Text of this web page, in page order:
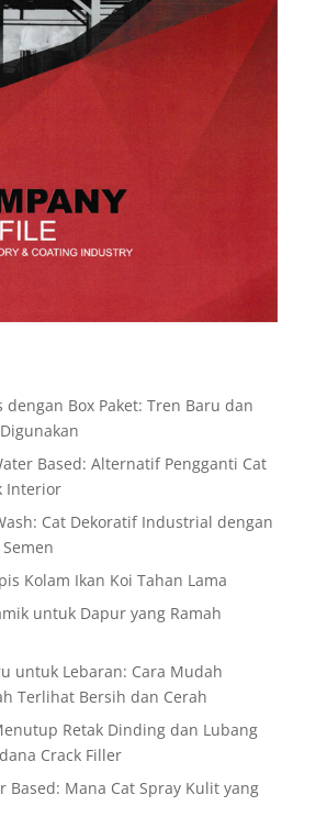
dengan Box Paket: Tren Baru dan
Based: Alternatif Pengganti Cat
Interior
Cat Dekoratif Industrial dengan
Kolam Ikan Koi Tahan Lama
untuk Dapur yang Ramah
untuk Lebaran: Cara Mudah
Terlihat Bersih dan Cerah
Retak Dinding dan Lubang
Crack Filler
Based: Mana Cat Spray Kulit yang